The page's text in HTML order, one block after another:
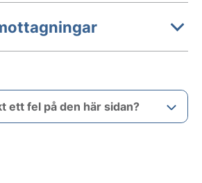
ett fel på den här sidan?